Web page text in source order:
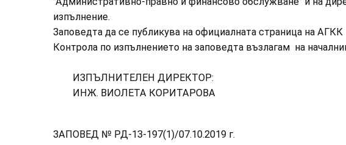
изпълнение.
Заповедта да се публикува на официалната страница на
Контрола по изпълнението на заповедта възлагам на
ИЗПЪЛНИТЕЛЕН ДИРЕКТОР:
ИНЖ. ВИОЛЕТА КОРИТАРОВА
ЗАПОВЕД № РД-13-197(1)/07.10.2019 г.